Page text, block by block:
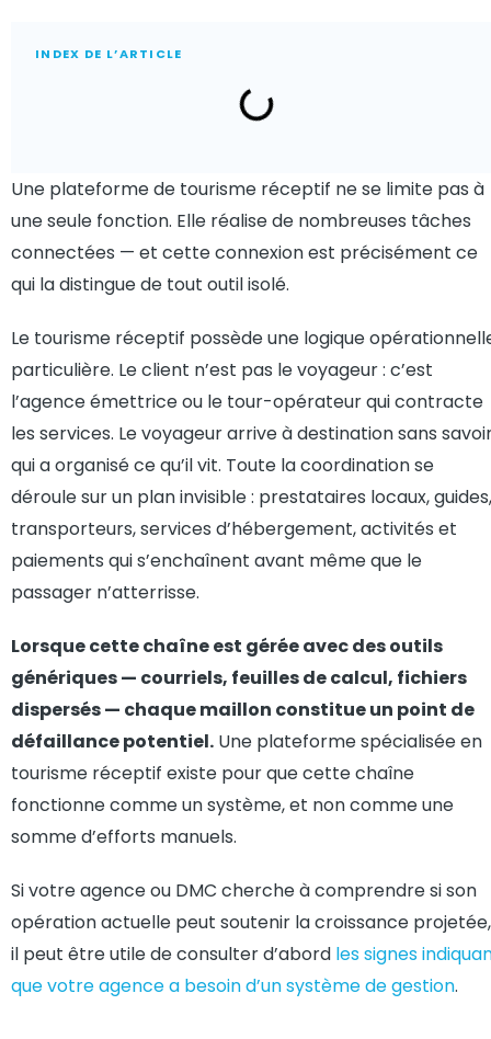
INDEX DE L’ARTICLE
Une plateforme de tourisme réceptif ne se limite pas à
une seule fonction. Elle réalise de nombreuses tâches
connectées — et cette connexion est précisément ce
qui la distingue de tout outil isolé.
Le tourisme réceptif possède une logique
particulière. Le client n’est pas le voyageur : c’est
l’agence émettrice ou le tour-opérateur qui contracte
les services. Le voyageur arrive à destination sans
qui a organisé ce qu’il vit. Toute la coordination se
déroule sur un plan invisible : prestataires locaux, guides,
transporteurs, services d’hébergement, activités et
paiements qui s’enchaînent avant même que le
passager n’atterrisse.
Lorsque cette chaîne est gérée avec des outils
génériques — courriels, feuilles de calcul, fichiers
dispersés — chaque maillon constitue un point de
défaillance potentiel. Une plateforme spécialisée en
tourisme réceptif existe pour que cette chaîne
fonctionne comme un système, et non comme une
somme d’efforts manuels.
Si votre agence ou DMC cherche à comprendre si son
opération actuelle peut soutenir la croissance projetée,
il peut être utile de consulter d’abord les signes
que votre agence a besoin d’un système de gestion.